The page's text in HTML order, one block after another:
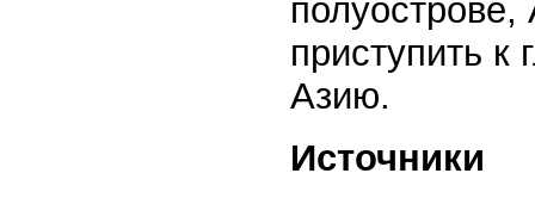
полуострове,
приступить к
Азию.
Источники